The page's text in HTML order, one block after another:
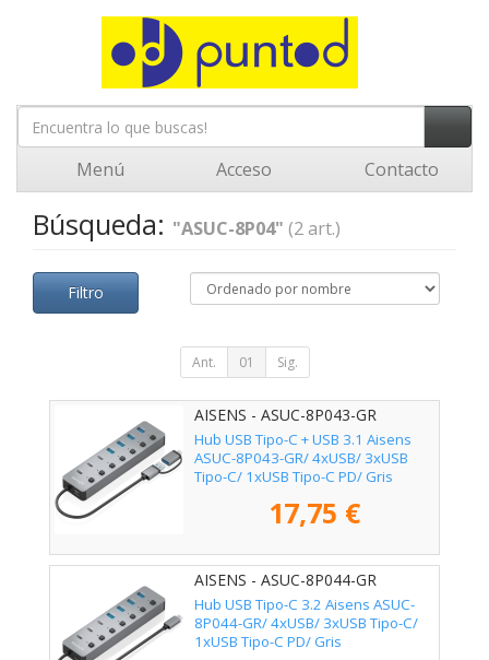
Menú Acceso Contacto
Búsqueda: "ASUC-8P04" (2 art.)
Filtro
Ant. 01 Sig.
AISENS - ASUC-8P043-GR
Hub USB Tipo-C + USB 3.1 Aisens
ASUC-8P043-GR/ 4xUSB/ 3xUSB
Tipo-C/ 1xUSB Tipo-C PD/ Gris
17,75 €
AISENS - ASUC-8P044-GR
Hub USB Tipo-C 3.2 Aisens ASUC-
8P044-GR/ 4xUSB/ 3xUSB Tipo-C/
1xUSB Tipo-C PD/ Gris